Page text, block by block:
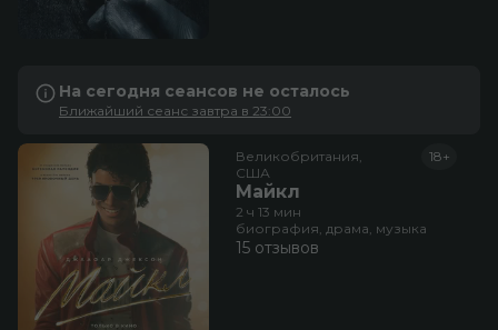
На сегодня сеансов не осталось
Ближайший сеанс завтра в 23:00
Великобритания,
США
Майкл
18+
2 ч 13 мин
биография, драма, музыка
15 отзывов